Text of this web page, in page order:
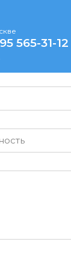
565-31-12